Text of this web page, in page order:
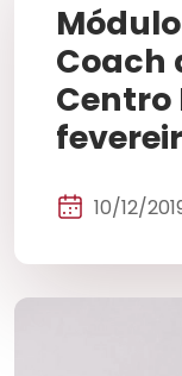
Coach
Centro
10/12/